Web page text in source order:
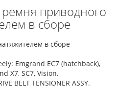
приводного
в сборе
в сборе
Emgrand EC7 (hatchback),
X7, SC7, Vision.
BELT TENSIONER ASSY.